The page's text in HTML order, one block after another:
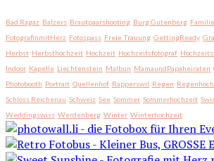
Bad Ragaz Balzers Brautpaarshooting Burg Gutenberg Familie
FotografinmitHerz Fotospass Freie Trauung GettingReady
Herbst Herbsthochzeit Hochzeit Hochzeitsfotograf
Indoor Kapelle Liechtenstein Malbun MamaundPapaheiraten
Photobooth Portrait Quellenhof Rapperswil Regen
Schloss Reichenau Schweiz See Sommer Sommerhochzeit
Weddingswiss Werdenberg Winter Winterhochzeit